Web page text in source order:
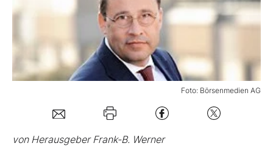
Mein Konto
Kontakt
Foto: Börsenmedien AG
von Herausgeber Frank-B. Werner